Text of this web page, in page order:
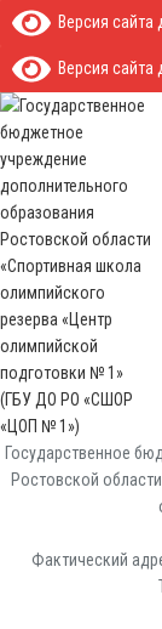
Версия сайта
Версия сайта
Государственное
Ростовской
Фактический